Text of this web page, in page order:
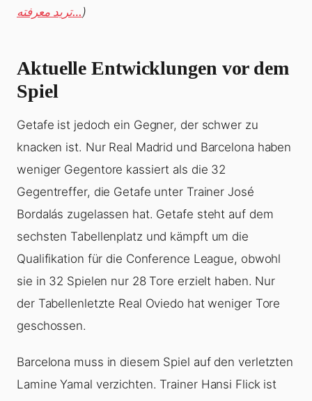
تريد معرفته…)
Aktuelle Entwicklungen vor dem
Spiel
Getafe ist jedoch ein Gegner, der schwer zu
knacken ist. Nur Real Madrid und Barcelona haben
weniger Gegentore kassiert als die 32
Gegentreffer, die Getafe unter Trainer José
Bordalás zugelassen hat. Getafe steht auf dem
sechsten Tabellenplatz und kämpft um die
Qualifikation für die Conference League, obwohl
sie in 32 Spielen nur 28 Tore erzielt haben. Nur
der Tabellenletzte Real Oviedo hat weniger Tore
geschossen.
Barcelona muss in diesem Spiel auf den verletzten
Lamine Yamal verzichten. Trainer Hansi Flick ist